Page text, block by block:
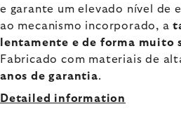
e garante um elevado nível de
ao mecanismo incorporado, a
lentamente e de forma muito
Fabricado com materiais de
anos de garantia.
Detailed information